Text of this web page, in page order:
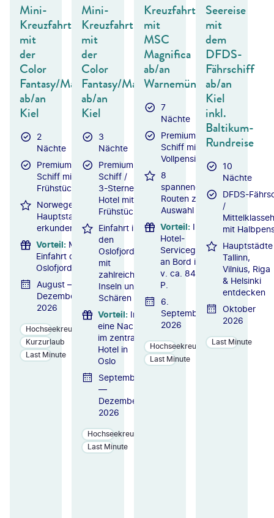
Mini-
Kreuzfahrt
mit
der
Color
Fantasy/Magic
ab/an
Kiel
2
Nächte
Premium-
Schiff mit
Frühstück
Norwegens
Hauptstadt
erkunden
Vorteil: Malerische
Einfahrt durch den
Oslofjord
August —
Dezember
2026
Hochseekreuzfahrten
Kurzurlaub
Last Minute
Mini-
Kreuzfahrt
mit
der
Color
Fantasy/Magic
ab/an
Kiel
3
Nächte
Premium-
Schiff /
3-Sterne-
Hotel mit
Frühstück
Einfahrt in
den
Oslofjord
mit
zahlreichen
Inseln und
Schären
Vorteil: Inkl.
eine Nacht
im zentralen
Hotel in
Oslo
September
—
Dezember
2026
Hochseekreuzfahrten
Last Minute
Kreuzfahrt
mit
MSC
Magnifica
ab/an
Warnemünde
7
Nächte
Premium-
Schiff mit
Vollpension
8
spannende
Routen zur
Auswahl
Vorteil: Inkl.
Hotel-
Servicegebühr
an Bord i. W.
v. ca. 84 € p.
P.
6.
September
2026
Hochseekreuzfahrten
Last Minute
Seereise
mit
dem
DFDS-
Fährschiff
ab/an
Kiel
inkl.
Baltikum-
Rundreise
10
Nächte
DFDS-
/
mit
Hauptstädte
Tallinn,
Vilnius, Riga
& Helsinki
entdecken
Oktober
2026
Last Minute